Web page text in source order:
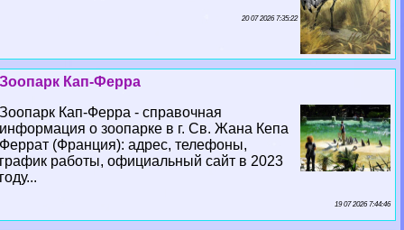
20 07 2026 7:35:22
Зоопарк Кап-Ферра
Зоопарк Кап-Ферра - справочная
информация о зоопарке в г. Св. Жана Кепа
Феррат (Франция): адрес, телефоны,
график работы, официальный сайт в 2023
году...
19 07 2026 7:44:46